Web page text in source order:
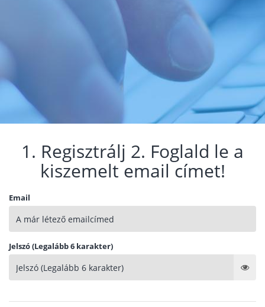
1. Regisztrálj 2. Foglald le a
kiszemelt email címet!
Email
Jelszó (Legalább 6 karakter)